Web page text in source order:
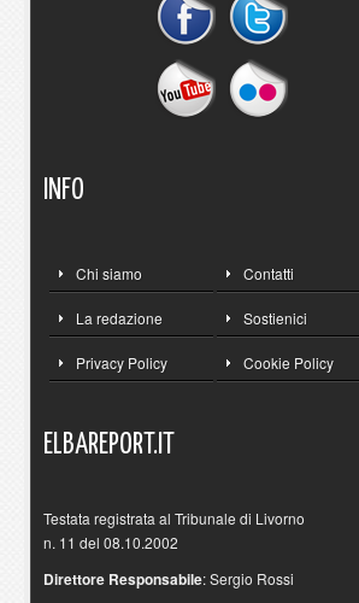
INFO
Chi siamo Contatti
La redazione Sostienici
Privacy Policy Cookie Policy
ELBAREPORT.IT
Testata registrata al Tribunale di Livorno
n. 11 del 08.10.2002
Direttore Responsabile: Sergio Rossi